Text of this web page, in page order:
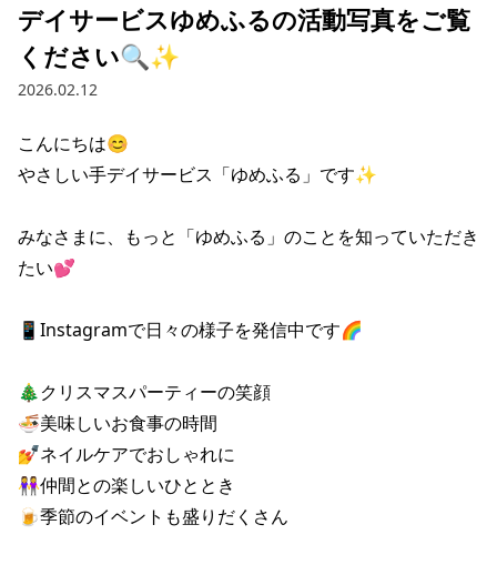
デイサービスゆめふるの活動写真をご覧
ください🔍✨
2026.02.12
こんにちは😊
やさしい手デイサービス「ゆめふる」です✨
みなさまに、もっと「ゆめふる」のことを知っていただき
たい💕
📱Instagramで日々の様子を発信中です🌈
🎄クリスマスパーティーの笑顔
🍜美味しいお食事の時間
💅ネイルケアでおしゃれに
👭仲間との楽しいひととき
🍺季節のイベントも盛りだくさん